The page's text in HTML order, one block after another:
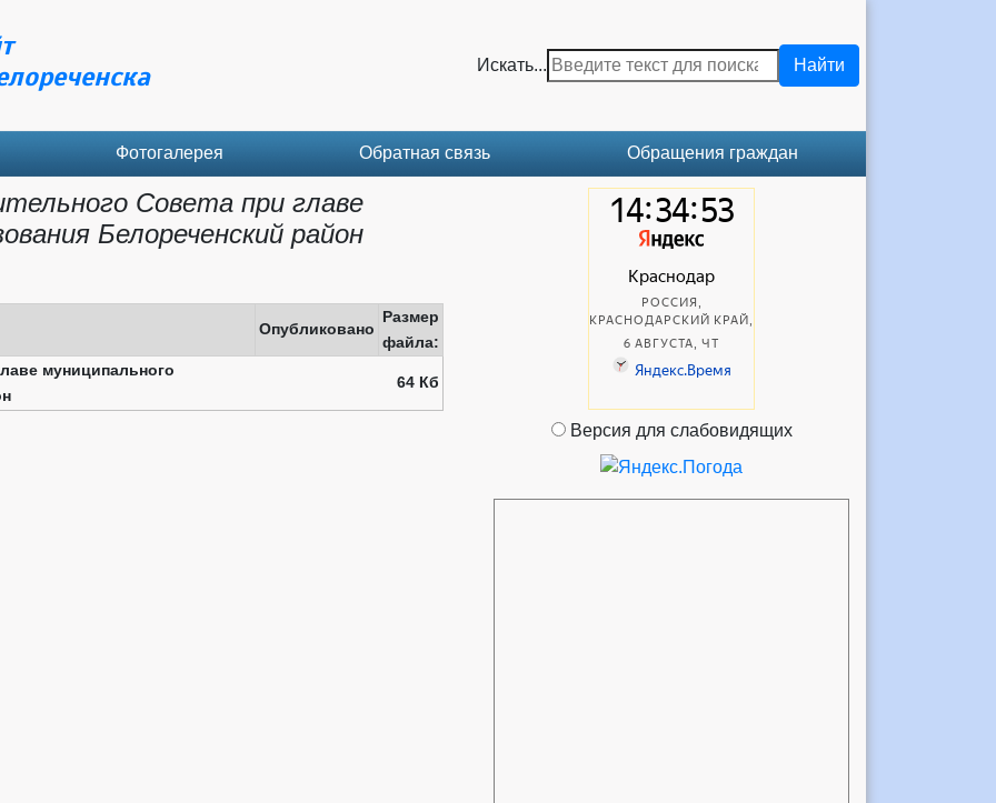
Искать... Найти
Фотогалерея Обратная связь Обращения граждан
Совета при главе
Белореченский район
Опубликовано
Размер
файла:
муниципального
64 Кб
Версия для слабовидящих